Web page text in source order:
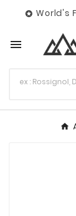
 World's
